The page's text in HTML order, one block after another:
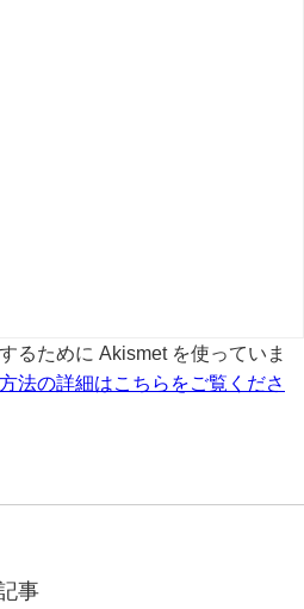
るために Akismet を使っていま
法の詳細はこちらをご覧くださ
事